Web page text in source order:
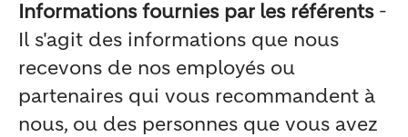
Informations fournies par les référents-
Il s'agit des informations que nous
recevons de nos employés ou
partenaires qui vous recommandent à
nous, ou des personnes que vous avez